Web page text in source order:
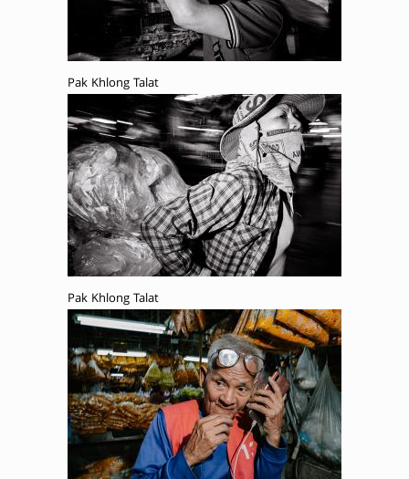
Pak Khlong Talat
Pak Khlong Talat